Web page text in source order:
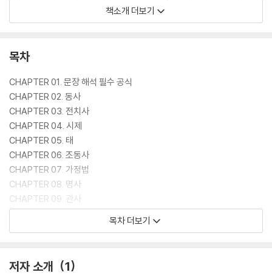
문법입니다. 언어 능력 습득에서 문법은 가장 기본적인 요소입니다. 즉, 읽
조입니다. 문법이 구조적으로 이해되어야 빠르고 정확한 독해가 가능하고
그 독해가 결국 점수로 연결됩니다.
Q : 읽기를 위한 영어는 무엇이 다른가요?
A : 문법조차 암기가 아니라 해석의 도구로 사용합니다.
기존의 문법 공부는 보통 어법 판단 중심이었습니다. 예를 들어 주어진 문
장의 is에 밑줄이 있다면 우리는 다음과 같은 가능성을 떠올립니다. 시제,
수일치, should 생략, 준동사. 문장이 틀릴 수 있다는 전제 때문에 가능한
모든 경우의 수를 검토해야 합니다. 이 과정이 수험생에게 가장 큰 부담이
우리는 그것을 단지 ‘=’(등가)로 이해하면 됩니다.
책소개 더보기
목차
CHAPTER 01. 문장 해석 필수 공식
CHAPTER 02. 동사
CHAPTER 03. 전치사
CHAPTER 04. 시제
CHAPTER 05. 태
CHAPTER 06. 조동사
CHAPTER 07. 가정법
CHAPTER 08. 명사
CHAPTER 09. 관사
CHAPTER 10. 대명사
CHAPTER 14. 동명사
목차 더보기
저자 소개 1